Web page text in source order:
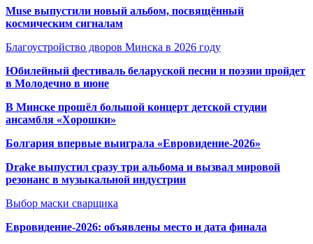
Muse выпустили новый альбом, посвящённый
космическим сигналам
Благоустройство дворов Минска в 2026 году
Юбилейный фестиваль беларуской песни и поэзии пройдет
в Молодечно в июне
В Минске прошёл большой концерт детской студии
ансамбля «Хорошки»
Болгария впервые выиграла «Евровидение-2026»
Drake выпустил сразу три альбома и вызвал мировой
резонанс в музыкальной индустрии
Выбор маски сварщика
Евровидение-2026: объявлены место и дата финала